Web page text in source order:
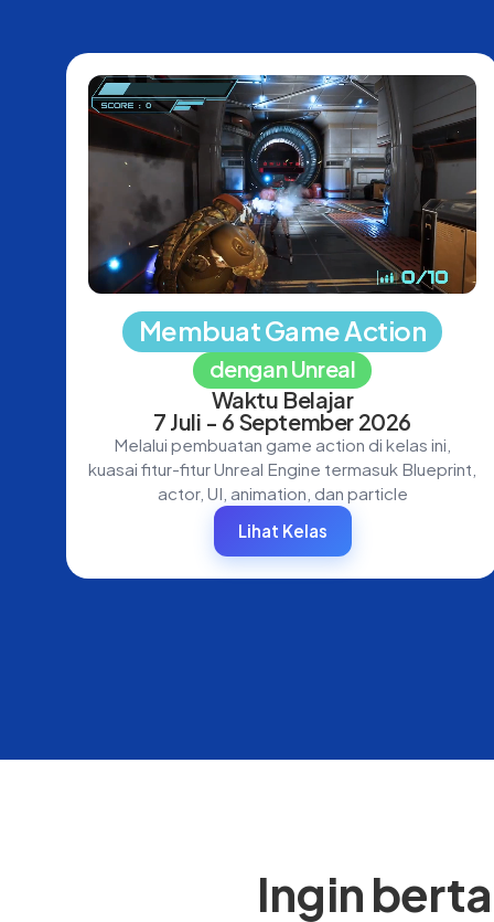
Membuat Game Action
dengan Unreal
Waktu Belajar
7 Juli - 6 September 2026
Melalui pembuatan game action di kelas ini,
kuasai fitur-fitur Unreal Engine termasuk Blueprint,
actor, UI, animation, dan particle
Lihat Kelas
Ingin